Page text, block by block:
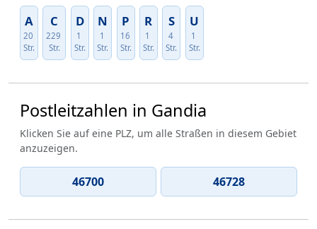
A
20
Str.
C
229
Str.
D
1
Str.
N
1
Str.
P
16
Str.
R
1
Str.
S
4
Str.
U
1
Str.
Postleitzahlen in Gandia
Klicken Sie auf eine PLZ, um alle Straßen in diesem Gebiet
anzuzeigen.
46700 46728